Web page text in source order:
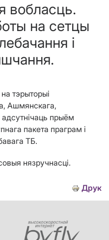
вобласць.
на сетцы
і
тэрыторыi
Ашмянскага,
прыём
пакета праграм і
ТБ.
нязручнасці.
Друк